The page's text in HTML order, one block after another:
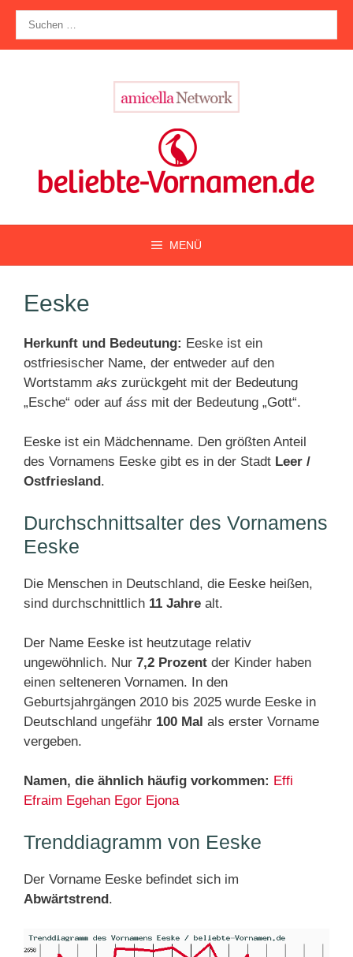
Zum
Inhalt
springen
nach:
MENÜ
Eeske
Herkunft und Bedeutung: Eeske ist ein
ostfriesischer Name, der entweder auf den
Wortstamm aks zurückgeht mit der Bedeutung
„Esche“ oder auf áss mit der Bedeutung „Gott“.
Eeske ist ein Mädchenname. Den größten Anteil
des Vornamens Eeske gibt es in der Stadt Leer /
Ostfriesland.
Durchschnittsalter des Vornamens
Eeske
Die Menschen in Deutschland, die Eeske heißen,
sind durchschnittlich 11 Jahre alt.
Der Name Eeske ist heutzutage relativ
ungewöhnlich. Nur 7,2 Prozent der Kinder haben
einen selteneren Vornamen. In den
Geburtsjahrgängen 2010 bis 2025 wurde Eeske in
Deutschland ungefähr 100 Mal als erster Vorname
vergeben.
Namen, die ähnlich häufig vorkommen: Effi
Efraim Egehan Egor Ejona
Trenddiagramm von Eeske
Der Vorname Eeske befindet sich im
Abwärtstrend.